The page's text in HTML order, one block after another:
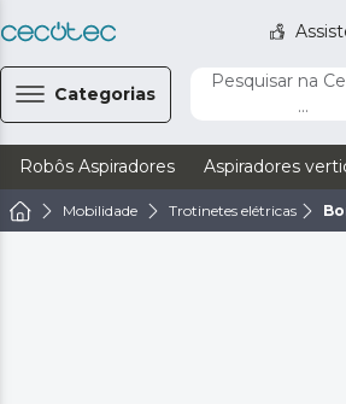
Categorias
Pesquisar na
...
Robôs Aspiradores Aspiradores
Mobilidade Trotinetes elétricas